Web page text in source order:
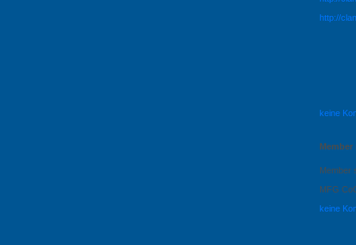
http://
keine
Member
Member
MFG
keine